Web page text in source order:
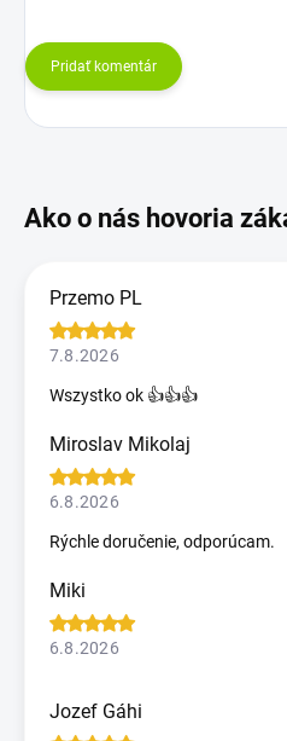
Pridať komentár
Przemo PL
7.8.2026
Wszystko ok 👍👍👍
Miroslav Mikolaj
6.8.2026
Rýchle doručenie, odporúcam.
Miki
6.8.2026
Jozef Gáhi